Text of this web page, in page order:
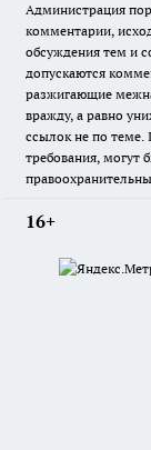
Администрация
комментарии,
обсуждения тем и
допускаются
разжигающие
вражду, а равно
ссылок не по теме.
требования, могут
16+